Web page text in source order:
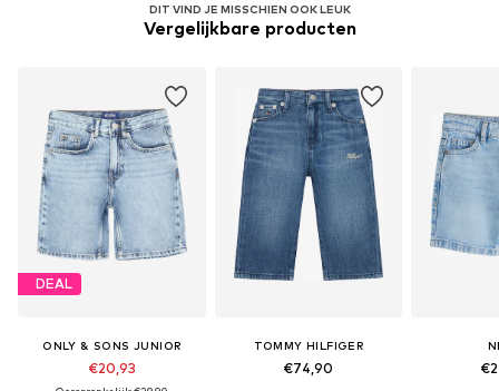
DIT VIND JE MISSCHIEN OOK LEUK
Vergelijkbare producten
DEAL
ONLY & SONS JUNIOR
€20,93
TOMMY HILFIGER
€74,90